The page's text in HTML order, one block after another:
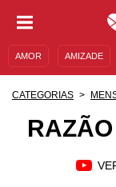
AMOR AMIZADE
UNIVERSO FEMININO
CATEGORIAS